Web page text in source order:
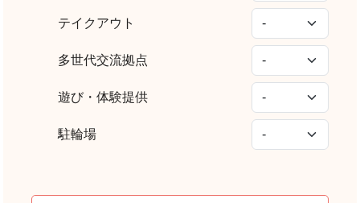
テイクアウト
多世代交流拠点
遊び・体験提供
駐輪場